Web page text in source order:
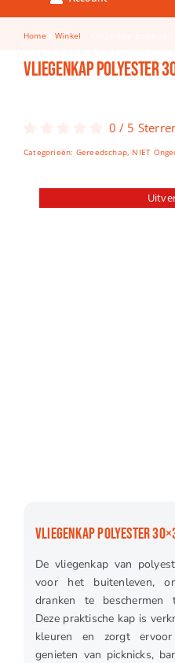
Keuken & Tafelen
Kinderfietsen
Knutselen
Spellen
Puzzels
Home Winkel
Vliegenkap polyester
0 / 5
Categorieën: Gereedschap, NIET
VLIEGENKAP POLYESTER
De vliegenkap van
voor het buitenleven,
dranken te beschermen
Deze praktische kap is
kleuren en zorgt
genieten van picknicks,